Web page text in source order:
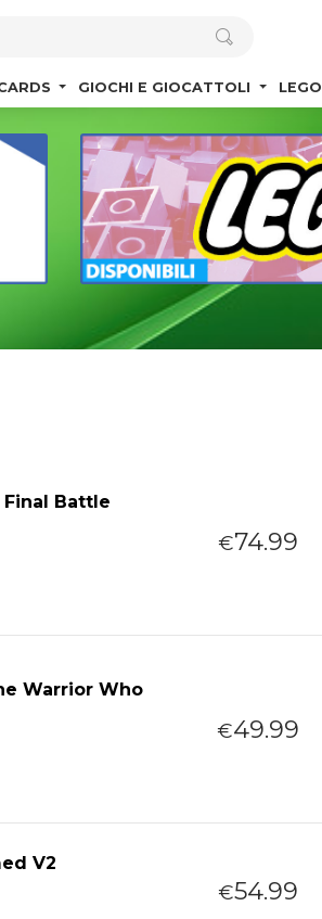
GIOCHI E GIOCATTOLI LEGO
Final Battle
€74.99
Warrior Who
€49.99
V2
€54.99